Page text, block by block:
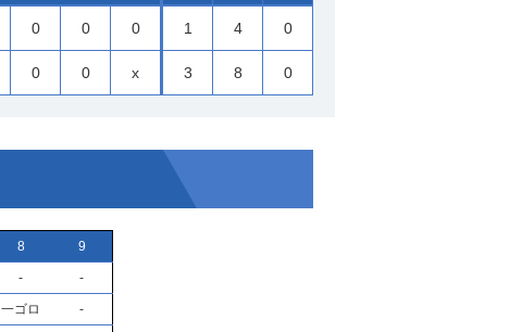
0 0 0 1 4 0
0 0 x 3 8 0
8 9
- -
一ゴロ -